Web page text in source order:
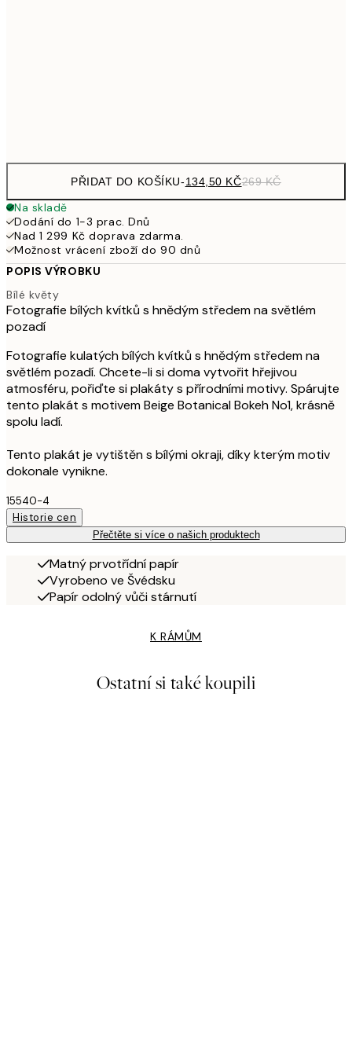
PŘIDAT DO KOŠÍKU-134,50 KČ269 KČ
Na skladě
Dodání do 1-3 prac. Dnů
Nad 1 299 Kč doprava zdarma.
Možnost vrácení zboží do 90 dnů
POPIS VÝROBKU
Bílé květy
Fotografie bílých kvítků s hnědým středem na světlém
pozadí
Fotografie kulatých bílých kvítků s hnědým středem na
světlém pozadí. Chcete-li si doma vytvořit hřejivou
atmosféru, pořiďte si plakáty s přírodními motivy. Spárujte
tento plakát s motivem Beige Botanical Bokeh No1, krásně
spolu ladí.
Tento plakát je vytištěn s bílými okraji, díky kterým motiv
dokonale vynikne.
15540-4
Historie cen
Přečtěte si více o našich produktech
Matný prvotřídní papír
Vyrobeno ve Švédsku
Papír odolný vůči stárnutí
K RÁMŮM
Ostatní si také koupili